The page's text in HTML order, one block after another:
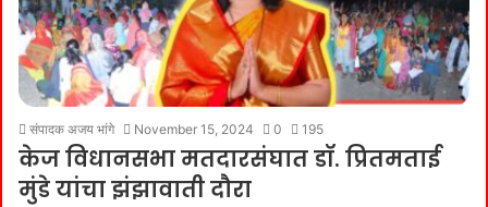
संपादक अजय भांगे November 15, 2024 0 195
केज विधानसभा मतदारसंघात डॉ. प्रितमताई
मुंडे यांचा झंझावाती दौरा